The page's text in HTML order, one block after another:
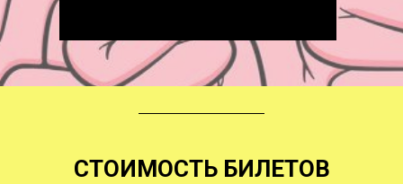
СТОИМОСТЬ БИЛЕТОВ